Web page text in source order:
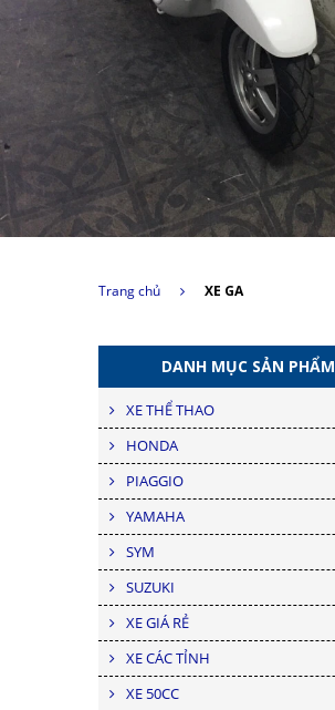
Trang chủ XE GA
DANH MỤC SẢN PHẨM
XE THỂ THAO
HONDA
PIAGGIO
YAMAHA
SYM
SUZUKI
XE GIÁ RẺ
XE CÁC TỈNH
XE 50CC